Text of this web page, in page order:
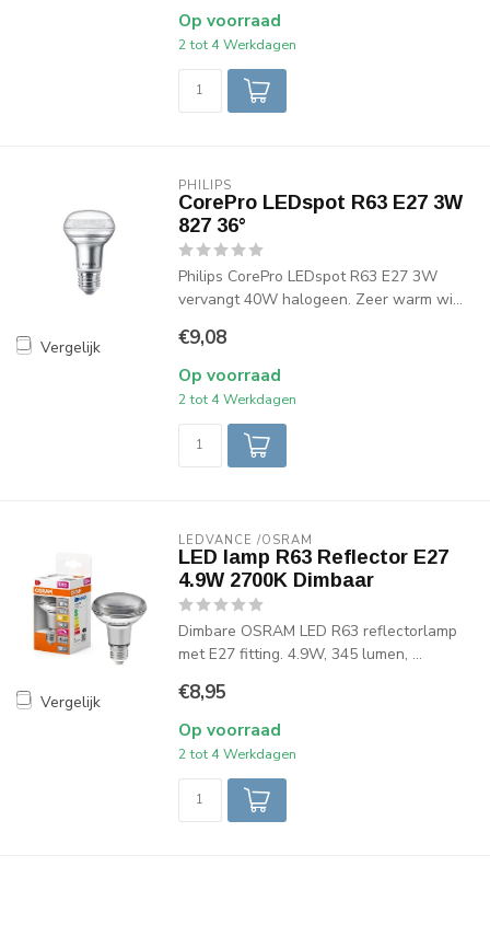
Op voorraad
2 tot 4 Werkdagen
Vergelijk
PHILIPS
CorePro LEDspot R63 E27 3W
827 36°
Philips CorePro LEDspot R63 E27 3W
vervangt 40W halogeen. Zeer warm wi...
€9,08
Op voorraad
2 tot 4 Werkdagen
Vergelijk
LEDVANCE /OSRAM
LED lamp R63 Reflector E27
4.9W 2700K Dimbaar
Dimbare OSRAM LED R63 reflectorlamp
met E27 fitting. 4.9W, 345 lumen, ...
€8,95
Op voorraad
2 tot 4 Werkdagen